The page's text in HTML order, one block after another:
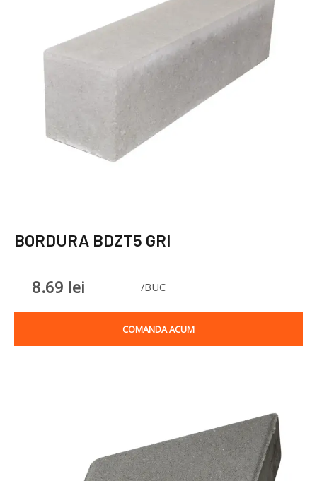
BORDURA BDZT5 GRI
8.69 lei /BUC
COMANDA ACUM